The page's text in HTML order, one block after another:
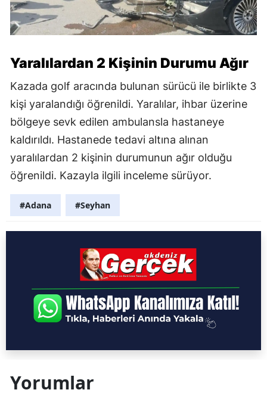
Yaralılardan 2 Kişinin Durumu Ağır
Kazada golf aracında bulunan sürücü ile birlikte 3
kişi yaralandığı öğrenildi. Yaralılar, ihbar üzerine
bölgeye sevk edilen ambulansla hastaneye
kaldırıldı. Hastanede tedavi altına alınan
yaralılardan 2 kişinin durumunun ağır olduğu
öğrenildi. Kazayla ilgili inceleme sürüyor.
#Adana #Seyhan
Yorumlar